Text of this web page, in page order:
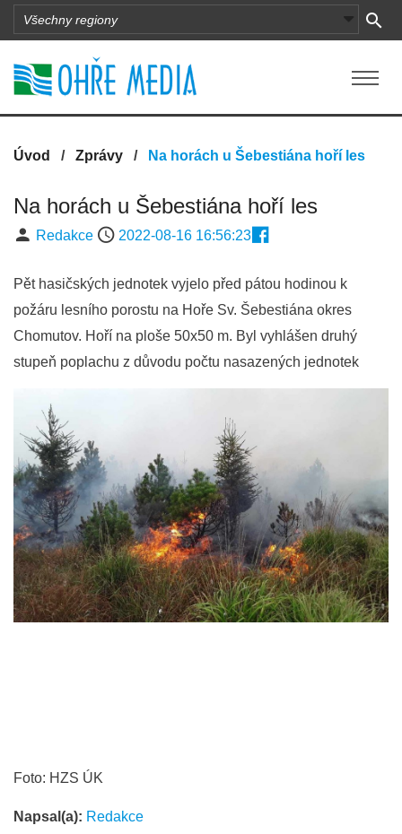
Úvod / Zprávy / Na horách u Šebestiána hoří les
Na horách u Šebestiána hoří les
Redakce 2022-08-16 16:56:23
Pět hasičských jednotek vyjelo před pátou hodinou k
požáru lesního porostu na Hoře Sv. Šebestiána okres
Chomutov. Hoří na ploše 50x50 m. Byl vyhlášen druhý
stupeň poplachu z důvodu počtu nasazených jednotek
Foto: HZS ÚK
Napsal(a): Redakce